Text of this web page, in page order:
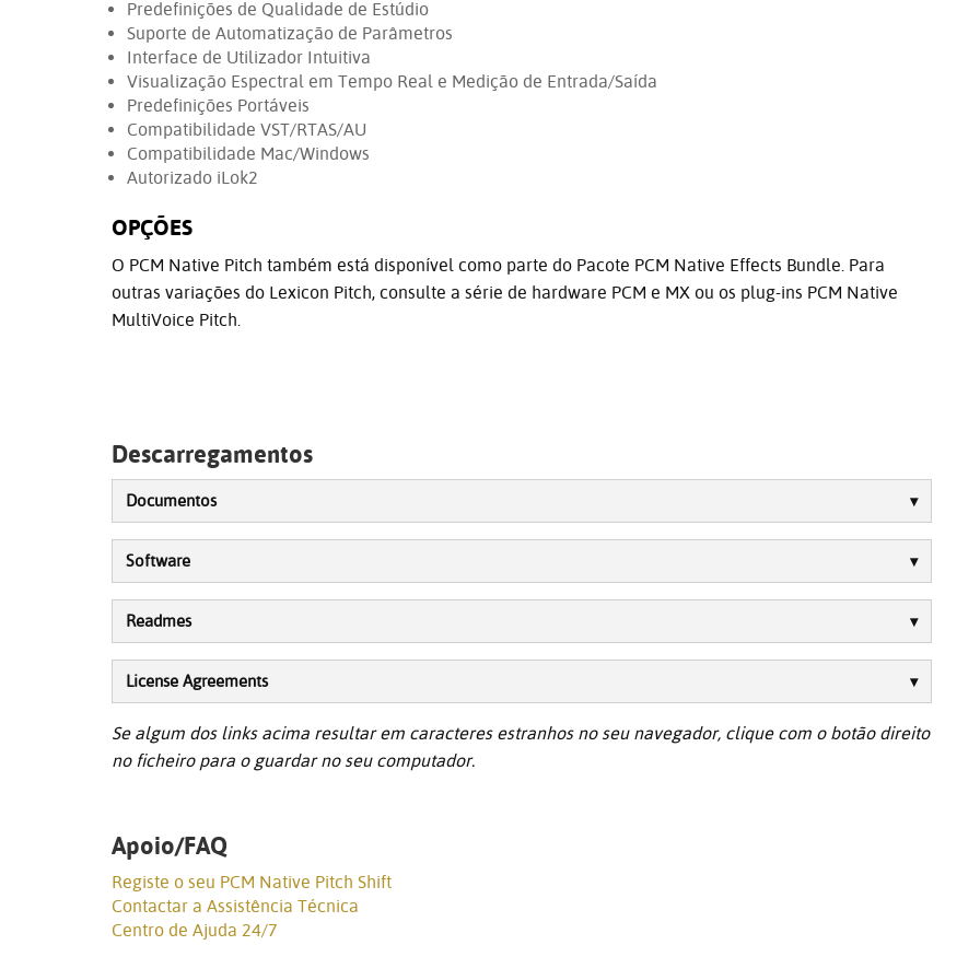
Predefinições de Qualidade de Estúdio
Suporte de Automatização de Parâmetros
Interface de Utilizador Intuitiva
Visualização Espectral em Tempo Real e Medição de Entrada/Saída
Predefinições Portáveis
Compatibilidade VST/RTAS/AU
Compatibilidade Mac/Windows
Autorizado iLok2
OPÇÕES
O PCM Native Pitch também está disponível como parte do Pacote PCM Native Effects Bundle. Para
outras variações do Lexicon Pitch, consulte a série de hardware PCM e MX ou os plug-ins PCM Native
MultiVoice Pitch.
Descarregamentos
Documentos
Software
Readmes
License Agreements
Se algum dos links acima resultar em caracteres estranhos no seu navegador, clique com o botão direito
no ficheiro para o guardar no seu computador.
Apoio/FAQ
Registe o seu PCM Native Pitch Shift
Contactar a Assistência Técnica
Centro de Ajuda 24/7